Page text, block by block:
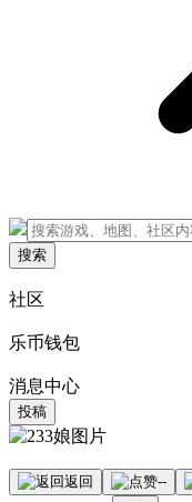
搜索
社区
乐币钱包
消息中心
投稿
返回 --